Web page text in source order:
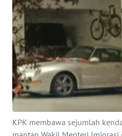
KPK membawa sejumlah
KESEHATAN
INTERNASIONAL
SERBA-SERBI
PENDIDIKAN